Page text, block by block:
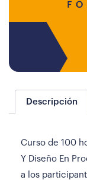
Descripción
Curso de 100
Y Diseño En
a los